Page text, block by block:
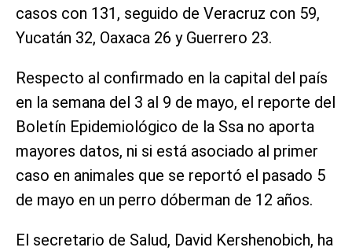
casos con 131, seguido de Veracruz con 59,
Yucatán 32, Oaxaca 26 y Guerrero 23.
Respecto al confirmado en la capital del país
en la semana del 3 al 9 de mayo, el reporte del
Boletín Epidemiológico de la Ssa no aporta
mayores datos, ni si está asociado al primer
caso en animales que se reportó el pasado 5
de mayo en un perro dóberman de 12 años.
El secretario de Salud, David Kershenobich, ha